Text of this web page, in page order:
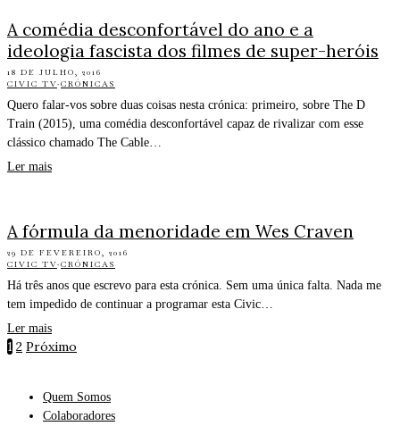
A comédia desconfortável do ano e a
ideologia fascista dos filmes de super-heróis
18 DE JULHO, 2016
CIVIC TV·CRÓNICAS
Quero falar-vos sobre duas coisas nesta crónica: primeiro, sobre The D
Train (2015), uma comédia desconfortável capaz de rivalizar com esse
clássico chamado The Cable…
Ler mais
A fórmula da menoridade em Wes Craven
29 DE FEVEREIRO, 2016
CIVIC TV·CRÓNICAS
Há três anos que escrevo para esta crónica. Sem uma única falta. Nada me
tem impedido de continuar a programar esta Civic…
Ler mais
1 2 Próximo
Quem Somos
Colaboradores